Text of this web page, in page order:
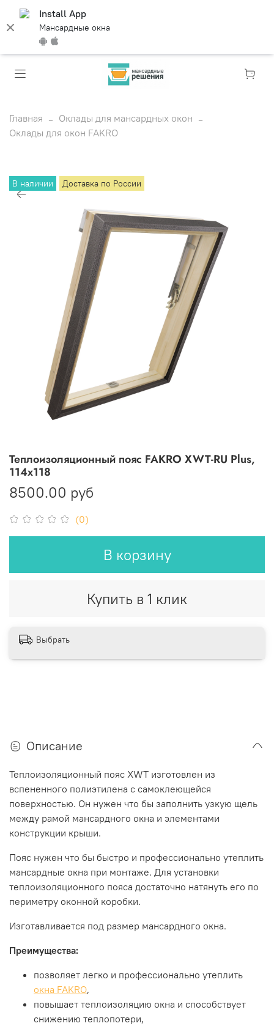
Install App
Мансардные окна
Главная
Оклады для мансардных окон
Оклады для окон FAKRO
В наличии Доставка по России
(0)
Теплоизоляционный пояс FAKRO XWT-RU Plus,
114х118
8500.00 руб
В корзину
Купить в 1 клик
Выбрать
Описание
Теплоизоляционный пояс XWT изготовлен из
вспененного полиэтилена с самоклеющейся
поверхностью. Он нужен что бы заполнить узкую щель
между рамой мансардного окна и элементами
конструкции крыши.
Пояс нужен что бы быстро и профессионально утеплить
мансардные окна при монтаже. Для установки
теплоизоляционного пояса достаточно натянуть его по
периметру оконной коробки.
Изготавливается под размер мансардного окна.
Преимущества:
позволяет легко и профессионально утеплить
окна FAKRO,
повышает теплоизоляцию окна и способствует
снижению теплопотери,